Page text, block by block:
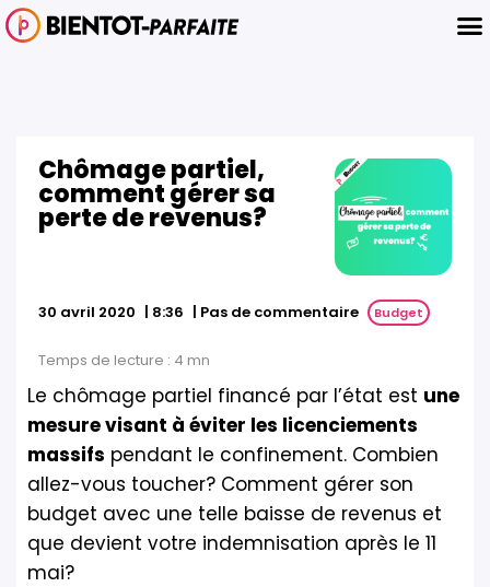
Chômage partiel,
comment gérer sa
perte de revenus?
30 avril 2020 8:36 | Pas de commentaire Budget
Temps de lecture : 4 mn
Le chômage partiel financé par l’état est une
mesure visant à éviter les licenciements
massifs pendant le confinement. Combien
allez-vous toucher? Comment gérer son
budget avec une telle baisse de revenus et
que devient votre indemnisation après le 11
mai?